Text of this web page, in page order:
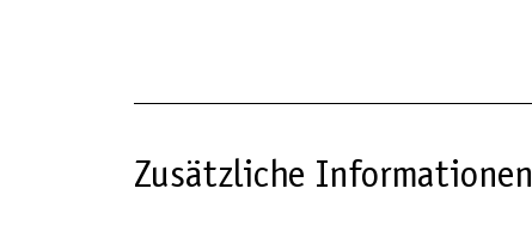
Zusätzliche Informationen